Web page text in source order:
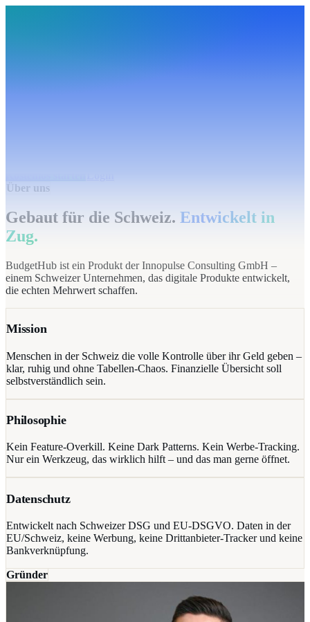
Über uns
Gebaut für die Schweiz. Entwickelt in
Zug.
BudgetHub ist ein Produkt der Innopulse Consulting GmbH –
einem Schweizer Unternehmen, das digitale Produkte entwickelt,
die echten Mehrwert schaffen.
Mission
Menschen in der Schweiz die volle Kontrolle über ihr Geld geben –
klar, ruhig und ohne Tabellen-Chaos. Finanzielle Übersicht soll
selbstverständlich sein.
Philosophie
Kein Feature-Overkill. Keine Dark Patterns. Kein Werbe-Tracking.
Nur ein Werkzeug, das wirklich hilft – und das man gerne öffnet.
Datenschutz
Entwickelt nach Schweizer DSG und EU-DSGVO. Daten in der
EU/Schweiz, keine Werbung, keine Drittanbieter-Tracker und keine
Bankverknüpfung.
Gründer